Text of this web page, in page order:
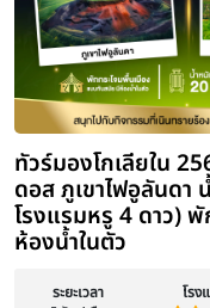
ระยะเวลา
5 วัน 4 คืน
ไฮไลท์
ท่าอากาศยานนาน
ที่พัก • ออร์ดอส - หุบเขาแ
(รวมกระเช้า+ขี่อูฐ) – ตา
ออร์ดอส +สวมชุดมองโก
หญ้าออร์ดอส +อิสระชมพ
แหล่งวัฒนธรรมมองโกลห
ส.ค. 19-23